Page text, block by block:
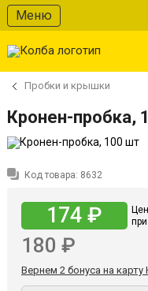
Меню
Пробки и крышки
Кронен-пробка,
Код товара: 8632
174 ₽
180 ₽
Вернем 2 бонуса на карту